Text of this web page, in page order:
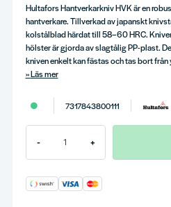
Hultafors Hantverkarkniv HVK är en
hantverkare. Tillverkad av japanskt
kolstålblad härdat till 58–60 HRC.
hölster är gjorda av slagtålig PP-plast.
kniven enkelt kan fästas och tas bort
Läs mer
7317843800111
- +